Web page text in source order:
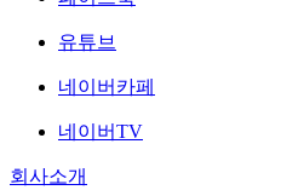
유튜브
네이버카페
네이버TV
회사소개